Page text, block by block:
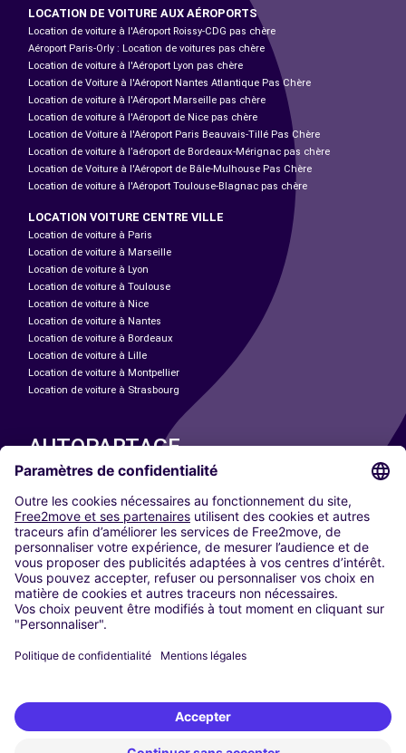
LOCATION DE VOITURE AUX AÉROPORTS
Location de voiture à l'Aéroport Roissy-CDG pas chère
Aéroport Paris-Orly : Location de voitures pas chère
Location de voiture à l'Aéroport Lyon pas chère
Location de Voiture à l'Aéroport Nantes Atlantique Pas Chère
Location de voiture à l'Aéroport Marseille pas chère
Location de voiture à l'Aéroport de Nice pas chère
Location de Voiture à l'Aéroport Paris Beauvais-Tillé Pas Chère
Location de voiture à l’aéroport de Bordeaux-Mérignac pas chère
Location de Voiture à l'Aéroport de Bâle-Mulhouse Pas Chère
Location de voiture à l'Aéroport Toulouse-Blagnac pas chère
LOCATION VOITURE CENTRE VILLE
Location de voiture à Paris
Location de voiture à Marseille
Location de voiture à Lyon
Location de voiture à Toulouse
Location de voiture à Nice
Location de voiture à Nantes
Location de voiture à Bordeaux
Location de voiture à Lille
Location de voiture à Montpellier
Location de voiture à Strasbourg
AUTOPARTAGE
Paris
Madrid
Washington DC
Milan
Rome
Turin
Vienne
Berlin
Düsseldorf